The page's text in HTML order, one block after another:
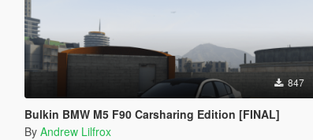
847
Bulkin BMW M5 F90 Carsharing Edition [FINAL]
By Andrew Lilfrox